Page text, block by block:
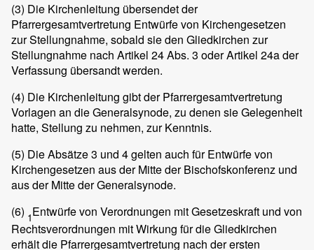
(3) Die Kirchenleitung übersendet der
Pfarrergesamtvertretung Entwürfe von Kirchengesetzen
zur Stellungnahme, sobald sie den Gliedkirchen zur
Stellungnahme nach Artikel 24 Abs. 3 oder Artikel 24a der
Verfassung übersandt werden.
(4) Die Kirchenleitung gibt der Pfarrergesamtvertretung
Vorlagen an die Generalsynode, zu denen sie Gelegenheit
hatte, Stellung zu nehmen, zur Kenntnis.
(5) Die Absätze 3 und 4 gelten auch für Entwürfe von
Kirchengesetzen aus der Mitte der Bischofskonferenz und
aus der Mitte der Generalsynode.
(6) 1Entwürfe von Verordnungen mit Gesetzeskraft und von
Rechtsverordnungen mit Wirkung für die Gliedkirchen
erhält die Pfarrergesamtvertretung nach der ersten